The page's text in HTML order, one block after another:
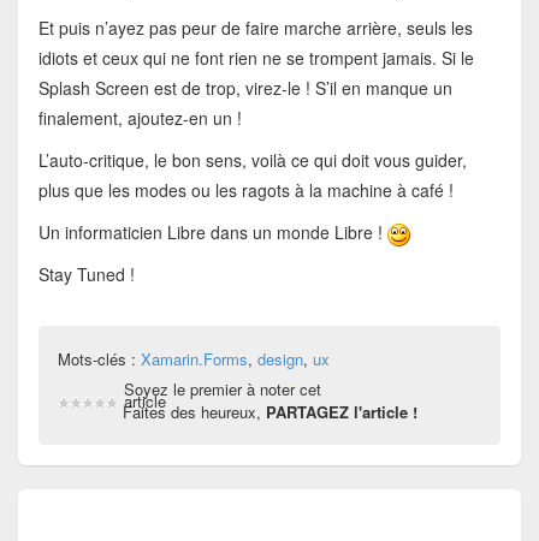
Et puis n’ayez pas peur de faire marche arrière, seuls les
idiots et ceux qui ne font rien ne se trompent jamais. Si le
Splash Screen est de trop, virez-le ! S’il en manque un
finalement, ajoutez-en un !
L’auto-critique, le bon sens, voilà ce qui doit vous guider,
plus que les modes ou les ragots à la machine à café !
Un informaticien Libre dans un monde Libre !
Stay Tuned !
Mots-clés : Xamarin.Forms, design, ux
Soyez le premier à noter cet
article
Faites des heureux, PARTAGEZ l'article !